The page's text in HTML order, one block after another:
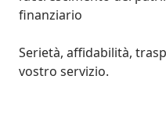
finanziario
Serietà, affidabilità,
vostro servizio.